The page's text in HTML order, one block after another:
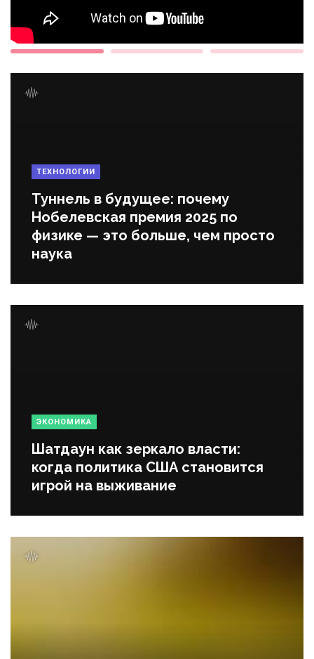
ТЕХНОЛОГИИ
Туннель в будущее: почему
Нобелевская премия 2025 по
физике — это больше, чем просто
наука
ЭКОНОМИКА
Шатдаун как зеркало власти:
когда политика США становится
игрой на выживание